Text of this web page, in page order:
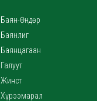
Баян-Өндөр
Баянлиг
Баянцагаан
Галуут
Жинст
Хүрээмарал